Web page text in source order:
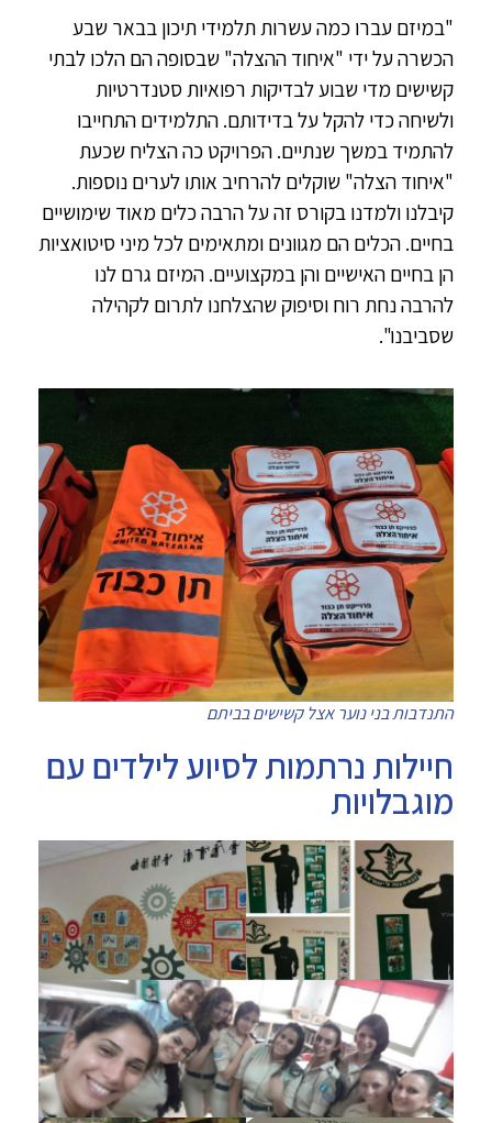
"במיזם עברו כמה עשרות תלמידי תיכון בבאר שבע
הכשרה על ידי "איחוד ההצלה" שבסופה הם הלכו לבתי
קשישים מדי שבוע לבדיקות רפואיות סטנדרטיות
ולשיחה כדי להקל על בדידותם. התלמידים התחייבו
להתמיד במשך שנתיים. הפרויקט כה הצליח שכעת
"איחוד הצלה" שוקלים להרחיב אותו לערים נוספות.
קיבלנו ולמדנו בקורס זה על הרבה כלים מאוד שימושיים
בחיים. הכלים הם מגוונים ומתאימים לכל מיני סיטואציות
הן בחיים האישיים והן במקצועיים. המיזם גרם לנו
להרבה נחת רוח וסיפוק שהצלחנו לתרום לקהילה
שסביבנו".
התנדבות בני נוער אצל קשישים בביתם
חיילות נרתמות לסיוע לילדים עם
מוגבלויות